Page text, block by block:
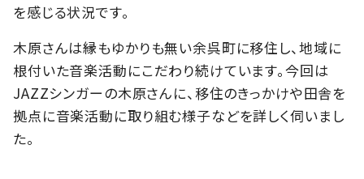
を感じる状況です。
木原さんは縁もゆかりも無い余呉町に移住し、地域に
根付いた音楽活動にこだわり続けています。今回は
JAZZシンガーの木原さんに、移住のきっかけや田舎を
拠点に音楽活動に取り組む様子などを詳しく伺いまし
た。